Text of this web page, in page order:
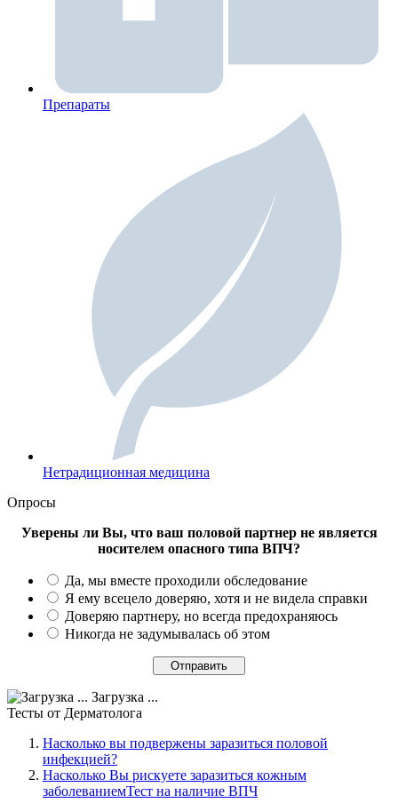
Препараты
Нетрадиционная медицина
Опросы
Уверены ли Вы, что ваш половой партнер не является
носителем опасного типа ВПЧ?
Да, мы вместе проходили обследование
Я ему всецело доверяю, хотя и не видела справки
Доверяю партнеру, но всегда предохраняюсь
Никогда не задумывалась об этом
Загрузка ...
Тесты от Дерматолога
Насколько вы подвержены заразиться половой
инфекцией?
Насколько Вы рискуете заразиться кожным
заболеваниемТест на наличие ВПЧ